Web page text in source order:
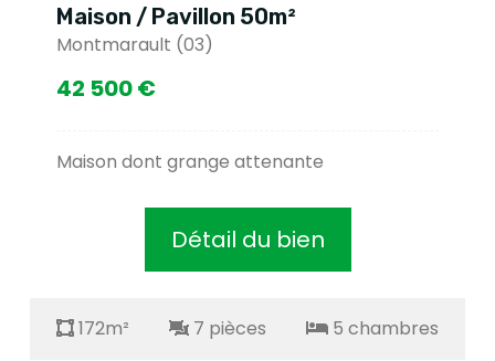
Maison / Pavillon 50m²
Montmarault (03)
42 500 €
Maison dont grange attenante
Détail du bien
172m² 7 pièces 5 chambres